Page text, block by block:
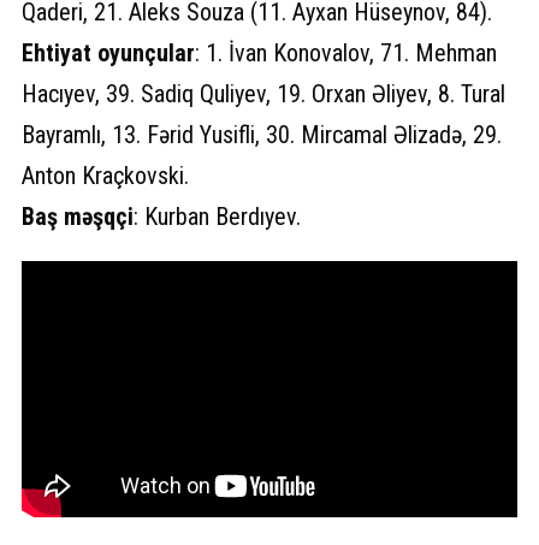
Qaderi, 21. Aleks Souza (11. Ayxan Hüseynov, 84).
Ehtiyat oyunçular: 1. İvan Konovalov, 71. Mehman
Hacıyev, 39. Sadiq Quliyev, 19. Orxan Əliyev, 8. Tural
Bayramlı, 13. Fərid Yusifli, 30. Mircamal Əlizadə, 29.
Anton Kraçkovski.
Baş məşqçi: Kurban Berdıyev.